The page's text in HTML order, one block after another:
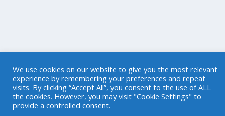
We use cookies on our website to give you the most relevant
experience by remembering your preferences and repeat
visits. By clicking “Accept All”, you consent to the use of ALL
the cookies. However, you may visit "Cookie Settings" to
provide a controlled consent.